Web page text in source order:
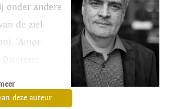
onder andere
de ziel.
'Amor
In maart
deze auteur